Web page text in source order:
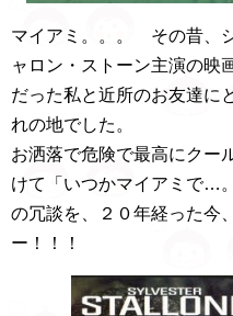
マイアミ。。。 その昔、
ャロン・ストーン主演の映
だった私と近所のお友達に
れの地でした。
お洒落で危険で最高にク
けて「いつかマイアミで…
の冗談を、２０年経った今
ー！！！